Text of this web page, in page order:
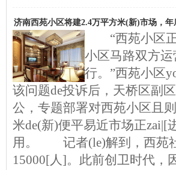
济南西苑小区将建2.4万平方米(新)市场，年
“西苑小区正
小区马路双方
行。”西苑小区
该问题de投诉后，天桥区副
公，专题部署对西苑小区且
米de(新)便平易近市场正
用。 记者(le)解到，西苑社
15000[人]。此前创卫时代，